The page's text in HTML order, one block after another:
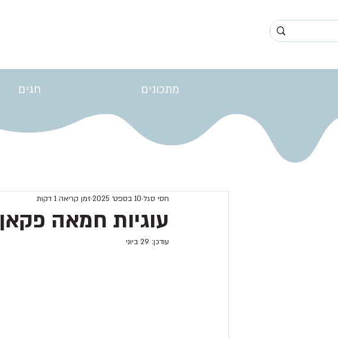
מתכונים חגים
עוגיות חמאה פקאן
חסי סגל 10 בספט׳ 2025 זמן קריאה 1 דקות
עודכן: 29 ביוני